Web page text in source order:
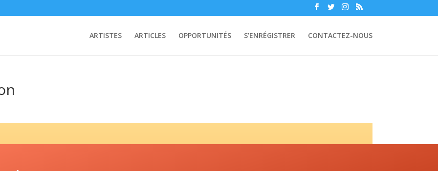
ARTISTES ARTICLES OPPORTUNITÉS S’ENRÉGISTRER CONTACTEZ-NOUS